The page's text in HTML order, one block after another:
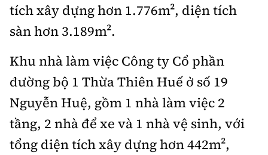
tích xây dựng hơn 1.776m², diện tích
sàn hơn 3.189m².
Khu nhà làm việc Công ty Cổ phần
đường bộ 1 Thừa Thiên Huế ở số 19
Nguyễn Huệ, gồm 1 nhà làm việc 2
tầng, 2 nhà để xe và 1 nhà vệ sinh, với
tổng diện tích xây dựng hơn 442m²,